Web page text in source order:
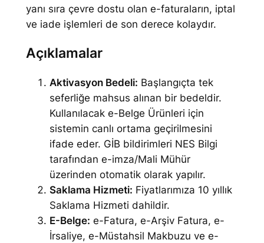
yanı sıra çevre dostu olan e-faturaların, iptal
ve iade işlemleri de son derece kolaydır.
Açıklamalar
Aktivasyon Bedeli: Başlangıçta tek
seferliğe mahsus alınan bir bedeldir.
Kullanılacak e-Belge Ürünleri için
sistemin canlı ortama geçirilmesini
ifade eder. GİB bildirimleri NES Bilgi
tarafından e-imza/Mali Mühür
üzerinden otomatik olarak yapılır.
Saklama Hizmeti: Fiyatlarımıza 10 yıllık
Saklama Hizmeti dahildir.
E-Belge: e-Fatura, e-Arşiv Fatura, e-
İrsaliye, e-Müstahsil Makbuzu ve e-